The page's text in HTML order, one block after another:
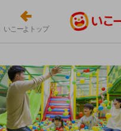
いこーよトップ